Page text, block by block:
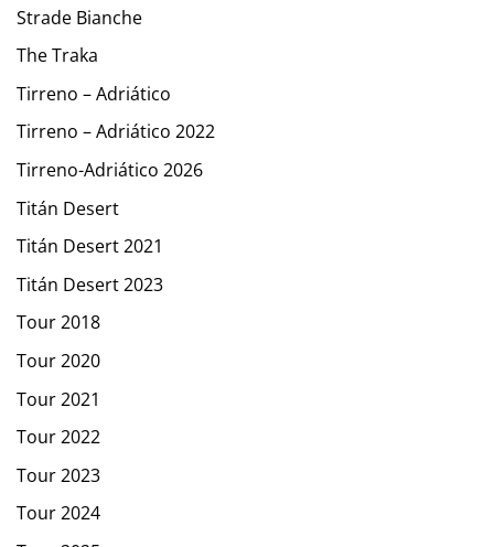
Strade Bianche
The Traka
Tirreno – Adriático
Tirreno – Adriático 2022
Tirreno-Adriático 2026
Titán Desert
Titán Desert 2021
Titán Desert 2023
Tour 2018
Tour 2020
Tour 2021
Tour 2022
Tour 2023
Tour 2024